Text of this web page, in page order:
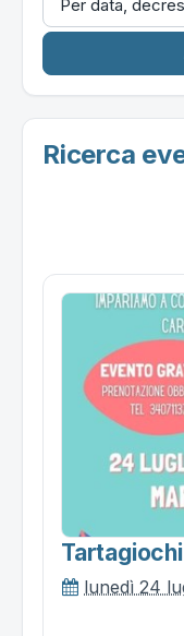
Ricerca
Tartagiochi
lunedì 24